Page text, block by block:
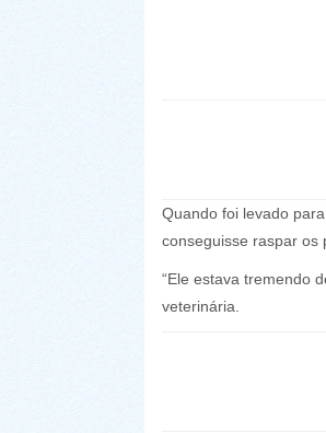
Quando foi levado
conseguisse raspar os
“Ele estava tremendo
veterinária.